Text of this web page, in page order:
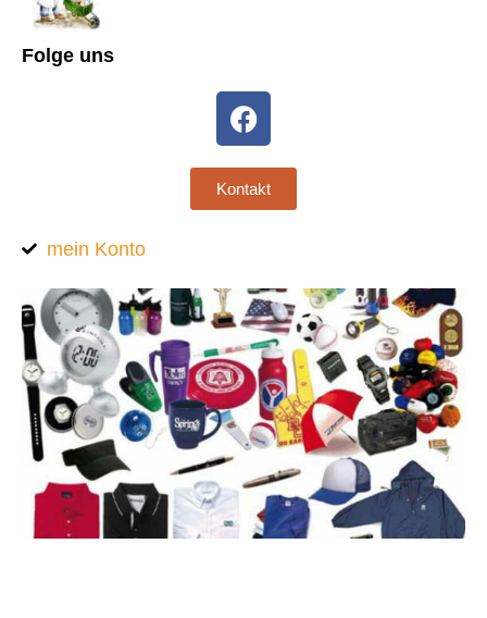
Folge uns
Kontakt
mein Konto